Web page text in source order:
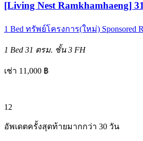
[Living Nest Ramkhamhaeng]
1 Bed ทรัพย์โครงการ(ใหม่) Sponsored
1 Bed 31 ตรม. ชั้น 3 FH
เช่า 11,000 ฿
12
อัพเดตครั้งสุดท้ายมากกว่า 30 วัน